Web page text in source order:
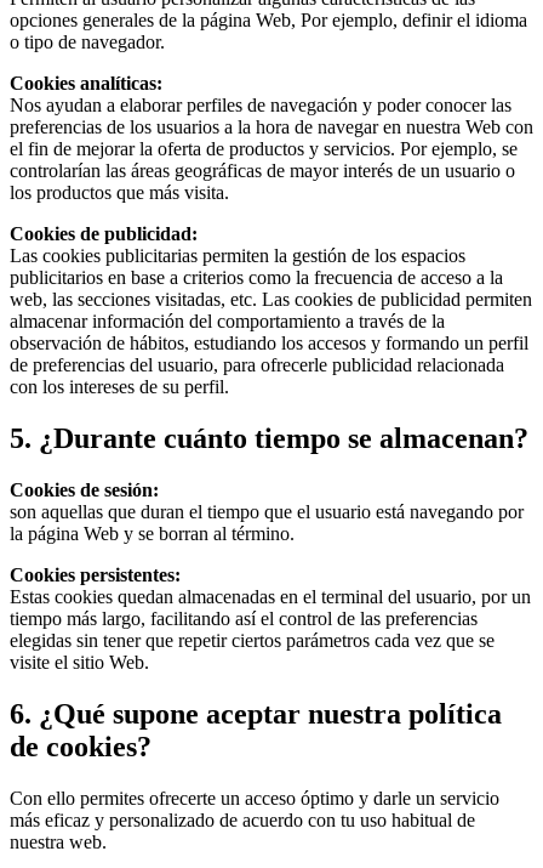
opciones generales de la página Web, Por ejemplo, definir el idioma
o tipo de navegador.
Cookies analíticas:
Nos ayudan a elaborar perfiles de navegación y poder conocer las
preferencias de los usuarios a la hora de navegar en nuestra Web con
el fin de mejorar la oferta de productos y servicios. Por ejemplo, se
controlarían las áreas geográficas de mayor interés de un usuario o
los productos que más visita.
Cookies de publicidad:
Las cookies publicitarias permiten la gestión de los espacios
publicitarios en base a criterios como la frecuencia de acceso a la
web, las secciones visitadas, etc. Las cookies de publicidad permiten
almacenar información del comportamiento a través de la
observación de hábitos, estudiando los accesos y formando un perfil
de preferencias del usuario, para ofrecerle publicidad relacionada
con los intereses de su perfil.
5. ¿Durante cuánto tiempo se almacenan?
Cookies de sesión:
son aquellas que duran el tiempo que el usuario está navegando por
la página Web y se borran al término.
Cookies persistentes:
Estas cookies quedan almacenadas en el terminal del usuario, por un
tiempo más largo, facilitando así el control de las preferencias
elegidas sin tener que repetir ciertos parámetros cada vez que se
visite el sitio Web.
6. ¿Qué supone aceptar nuestra política
de cookies?
Con ello permites ofrecerte un acceso óptimo y darle un servicio
más eficaz y personalizado de acuerdo con tu uso habitual de
nuestra web.